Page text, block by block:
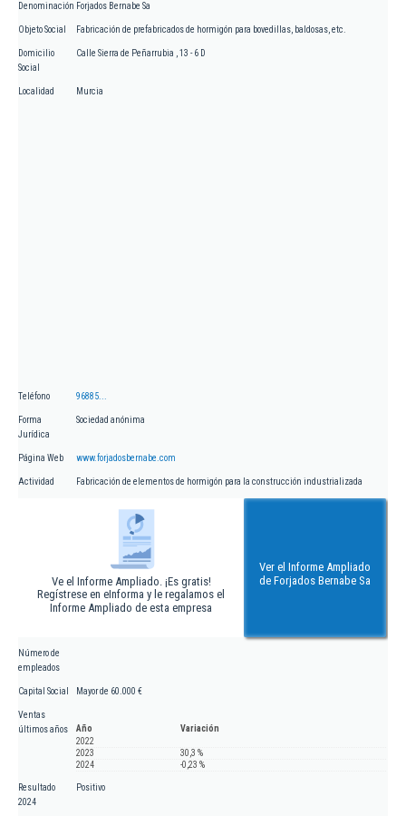
Denominación Forjados Bernabe Sa
Objeto Social Fabricación de prefabricados de hormigón para bovedillas, baldosas, etc.
Domicilio
Social
Calle Sierra de Peñarrubia , 13 - 6 D
Localidad Murcia
Teléfono 96885...
Forma
Jurídica
Sociedad anónima
Página Web www.forjadosbernabe.com
Actividad Fabricación de elementos de hormigón para la construcción industrializada
Ve el Informe Ampliado. ¡Es gratis!
Regístrese en eInforma y le regalamos el
Informe Ampliado de esta empresa
Ver el Informe Ampliado
de Forjados Bernabe Sa
Número de
empleados
Capital Social Mayor de 60.000 €
Ventas
últimos años
Año
Variación
2022
2023
30,3 %
2024
-0,23 %
Resultado
2024
Positivo